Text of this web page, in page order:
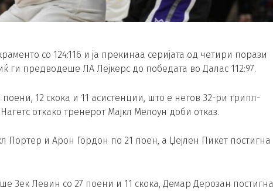
со 124:116 и ја прекинаа серијата од четири порази
ги предводеше ЛА Лејкерс до победата во Далас 112:97.
12 скока и 11 асистенции, што е негов 32-ри трипл-
откако тренерот Мајкл Мелоун доби отказ.
Портер и Арон Гордон по 21 поен, а Џејлен Пикет постигна
Зек Левин со 27 поени и 11 скока, Демар Дерозан постигна